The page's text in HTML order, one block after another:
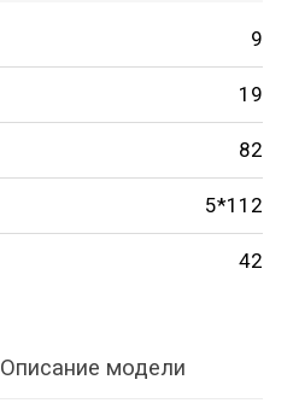
9
19
82
5*112
42
Описание модели